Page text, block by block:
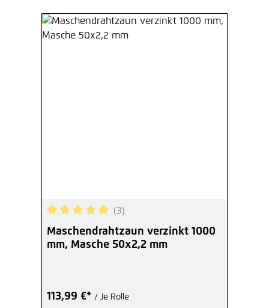
Durchschnittliche Bewertung von 5 von 5
(3)
Maschendrahtzaun verzinkt 1000
mm, Masche 50x2,2 mm
113,99 €* / Je Rolle